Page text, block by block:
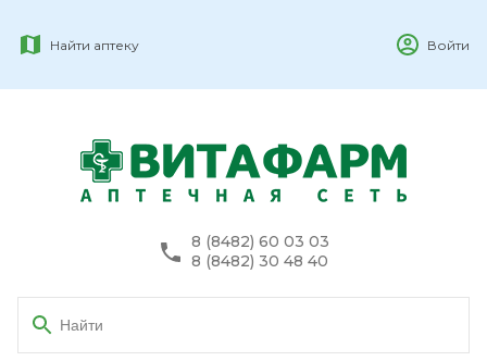
Найти аптеку Войти
8 (8482) 60 03 03
8 (8482) 30 48 40